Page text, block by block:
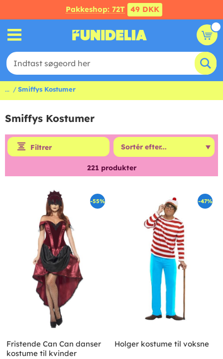
Pakkeshop: 72T 49 DKK
... Smiffys Kostumer
Smiffys Kostumer
Filtrer
221 produkter
-55%
Fristende Can Can danser
kostume til kvinder
-47%
Holger kostume til voksne